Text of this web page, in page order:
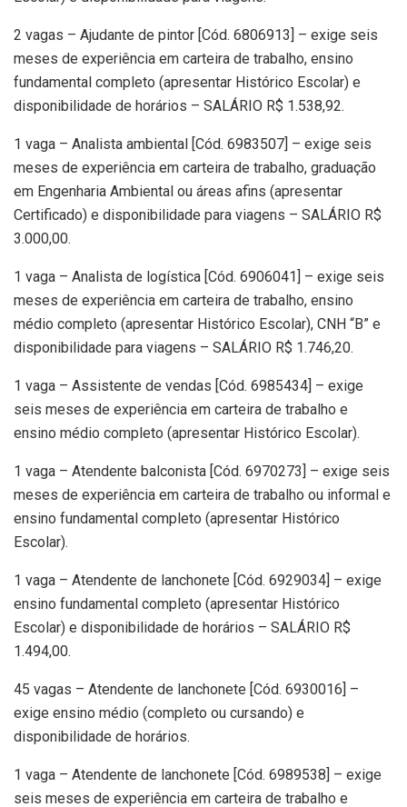
2 vagas – Ajudante de pintor [Cód. 6806913] – exige seis
meses de experiência em carteira de trabalho, ensino
fundamental completo (apresentar Histórico Escolar) e
disponibilidade de horários – SALÁRIO R$ 1.538,92.
1 vaga – Analista ambiental [Cód. 6983507] – exige seis
meses de experiência em carteira de trabalho, graduação
em Engenharia Ambiental ou áreas afins (apresentar
Certificado) e disponibilidade para viagens – SALÁRIO R$
3.000,00.
1 vaga – Analista de logística [Cód. 6906041] – exige seis
meses de experiência em carteira de trabalho, ensino
médio completo (apresentar Histórico Escolar), CNH “B” e
disponibilidade para viagens – SALÁRIO R$ 1.746,20.
1 vaga – Assistente de vendas [Cód. 6985434] – exige
seis meses de experiência em carteira de trabalho e
ensino médio completo (apresentar Histórico Escolar).
1 vaga – Atendente balconista [Cód. 6970273] – exige seis
meses de experiência em carteira de trabalho ou informal e
ensino fundamental completo (apresentar Histórico
Escolar).
1 vaga – Atendente de lanchonete [Cód. 6929034] – exige
ensino fundamental completo (apresentar Histórico
Escolar) e disponibilidade de horários – SALÁRIO R$
1.494,00.
45 vagas – Atendente de lanchonete [Cód. 6930016] –
exige ensino médio (completo ou cursando) e
disponibilidade de horários.
1 vaga – Atendente de lanchonete [Cód. 6989538] – exige
seis meses de experiência em carteira de trabalho e